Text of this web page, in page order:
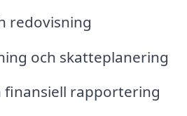
redovisning
och skatteplanering
finansiell rapportering